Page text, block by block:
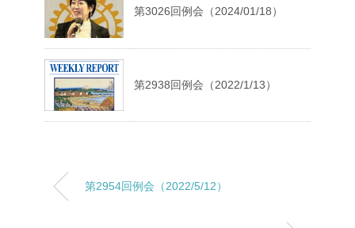
第3026回例会（2024/01/18）
第2938回例会（2022/1/13）
第2954回例会（2022/5/12）